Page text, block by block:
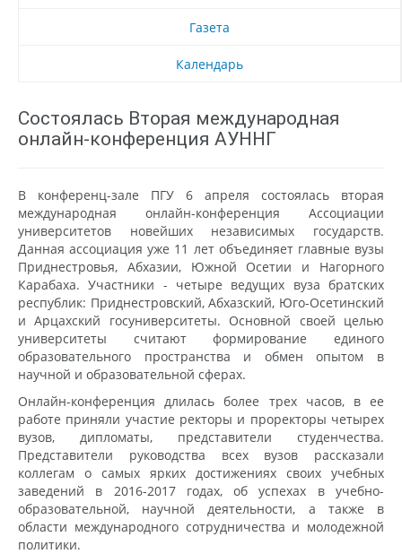
Газета
Календарь
Состоялась Вторая международная
онлайн-конференция АУННГ
В конференц-зале ПГУ 6 апреля состоялась вторая
международная онлайн-конференция Ассоциации
университетов новейших независимых государств.
Данная ассоциация уже 11 лет объединяет главные вузы
Приднестровья, Абхазии, Южной Осетии и Нагорного
Карабаха. Участники - четыре ведущих вуза братских
республик: Приднестровский, Абхазский, Юго-Осетинский
и Арцахский госуниверситеты. Основной своей целью
университеты считают формирование единого
образовательного пространства и обмен опытом в
научной и образовательной сферах.
Онлайн-конференция длилась более трех часов, в ее
работе приняли участие ректоры и проректоры четырех
вузов, дипломаты, представители студенчества.
Представители руководства всех вузов рассказали
коллегам о самых ярких достижениях своих учебных
заведений в 2016-2017 годах, об успехах в учебно-
образовательной, научной деятельности, а также в
области международного сотрудничества и молодежной
политики.